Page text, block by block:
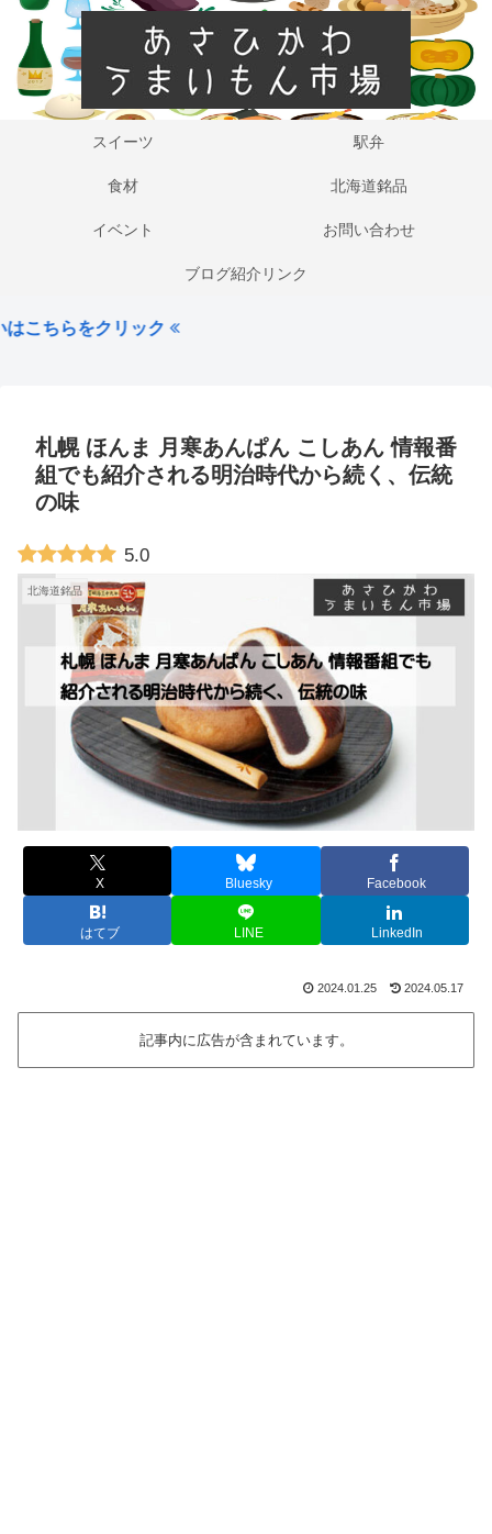
スイーツ 駅弁
食材 北海道銘品
イベント お問い合わせ
ブログ紹介リンク
リック
札幌 ほんま 月寒あんぱん こしあん 情報番
組でも紹介される明治時代から続く、伝統
の味
5.0
北海道銘品
X Bluesky Facebook
はてブ LINE LinkedIn
2024.01.25 2024.05.17
記事内に広告が含まれています。